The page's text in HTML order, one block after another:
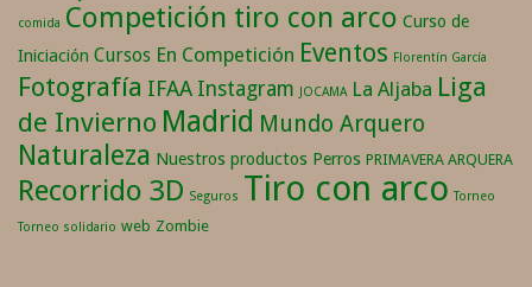
comida Competición tiro con arco Curso de
Iniciación Cursos En Competición Eventos Florentín García
Fotografía IFAA Instagram JOCAMA La Aljaba Liga
de Invierno Madrid Mundo Arquero
Naturaleza Nuestros productos Perros PRIMAVERA ARQUERA
Recorrido 3D Seguros Tiro con arco Torneo
Torneo solidario web Zombie